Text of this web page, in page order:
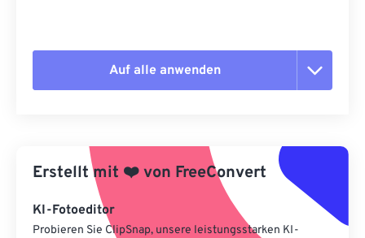
Auf alle anwenden
Aus Vorgabe anwenden
Als Vorgabe speichern
Erstellt mit ❤️von FreeConvert
KI-Fotoeditor
Probieren Sie ClipSnap, unsere leistungsstarken KI-